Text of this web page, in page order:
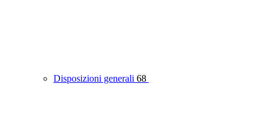
Disposizioni generali 68